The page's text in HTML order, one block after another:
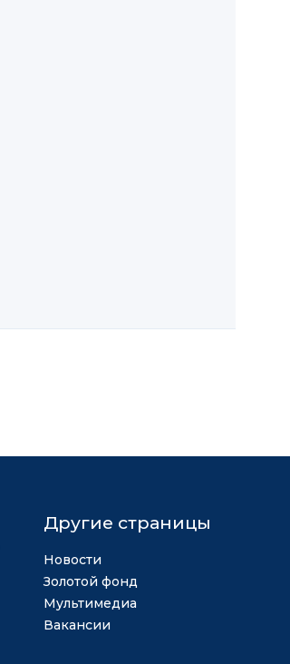
Другие страницы
Новости
Золотой фонд
Мультимедиа
Вакансии